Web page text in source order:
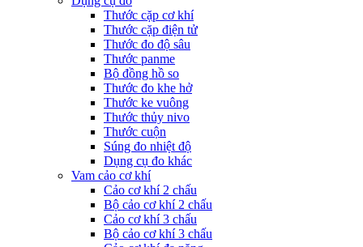
Thước cặp cơ khí
Thước cặp điện tử
Thước đo độ sâu
Thước panme
Bộ đồng hồ so
Thước đo khe hở
Thước ke vuông
Thước thủy nivo
Thước cuộn
Súng đo nhiệt độ
Dụng cụ đo khác
Vam cảo cơ khí
Cảo cơ khí 2 chấu
Bộ cảo cơ khí 2 chấu
Cảo cơ khí 3 chấu
Bộ cảo cơ khí 3 chấu